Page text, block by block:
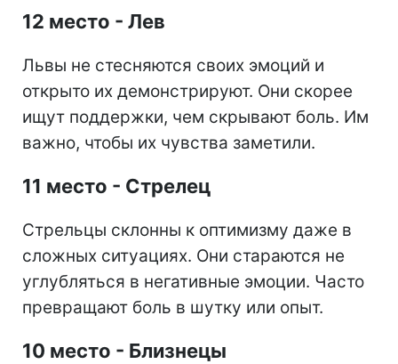
12 место - Лев
Львы не стесняются своих эмоций и
открыто их демонстрируют. Они скорее
ищут поддержки, чем скрывают боль. Им
важно, чтобы их чувства заметили.
11 место - Стрелец
Стрельцы склонны к оптимизму даже в
сложных ситуациях. Они стараются не
углубляться в негативные эмоции. Часто
превращают боль в шутку или опыт.
10 место - Близнецы